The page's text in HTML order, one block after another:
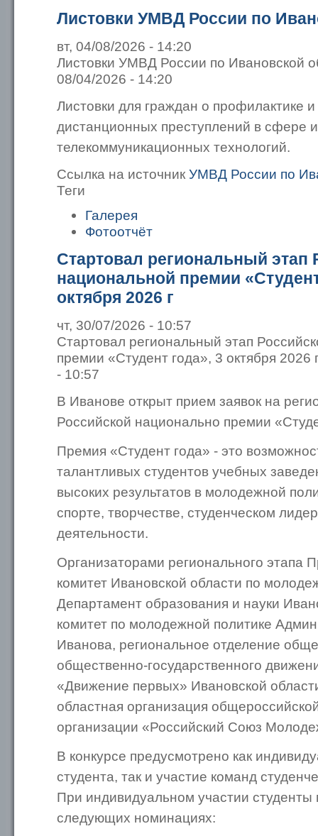
Листовки УМВД России по
вт, 04/08/2026 - 14:20
Листовки УМВД России по Ивановской
08/04/2026 - 14:20
Листовки для граждан о профилактике
дистанционных преступлений в сфере
телекоммуникационных технологий.
Ссылка на источник УМВД России по
Теги
Галерея
Фотоотчёт
Стартовал региональный этап
национальной премии
октября 2026 г
чт, 30/07/2026 - 10:57
Стартовал региональный этап
премии «Студент года», 3 октября 2026
- 10:57
В Иванове открыт прием заявок на
Российской национально премии
Премия «Студент года» - это
талантливых студентов учебных
высоких результатов в молодежной
спорте, творчестве, студенческом
деятельности.
Организаторами регионального этапа
комитет Ивановской области по
Департамент образования и науки
комитет по молодежной политике
Иванова, региональное отделение
общественно-государственного
«Движение первых» Ивановской
областная организация
организации «Российский Союз
В конкурсе предусмотрено как
студента, так и участие команд
При индивидуальном участии студенты
следующих номинациях: